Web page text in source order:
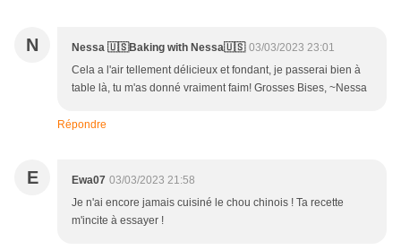
N Nessa 🇺🇸Baking with Nessa🇺🇸 03/03/2023 23:01
Cela a l'air tellement délicieux et fondant, je passerai bien à
table là, tu m'as donné vraiment faim! Grosses Bises, ~Nessa
Répondre
E Ewa07 03/03/2023 21:58
Je n'ai encore jamais cuisiné le chou chinois ! Ta recette
m'incite à essayer !